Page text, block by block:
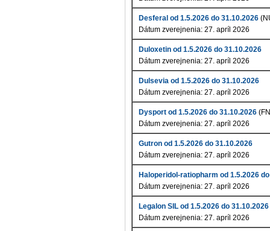
Desferal od 1.5.2026 do 31.10.2026
Dátum zverejnenia: 27. apríl 2026
Duloxetin od 1.5.2026 do 31.10.2026
Dátum zverejnenia: 27. apríl 2026
Dulsevia od 1.5.2026 do 31.10.2026
Dátum zverejnenia: 27. apríl 2026
Dysport od 1.5.2026 do 31.10.2026
Dátum zverejnenia: 27. apríl 2026
Gutron od 1.5.2026 do 31.10.2026
Dátum zverejnenia: 27. apríl 2026
Haloperidol-ratiopharm od 1.5.2026
Dátum zverejnenia: 27. apríl 2026
Legalon SIL od 1.5.2026 do 31.10.2026
Dátum zverejnenia: 27. apríl 2026